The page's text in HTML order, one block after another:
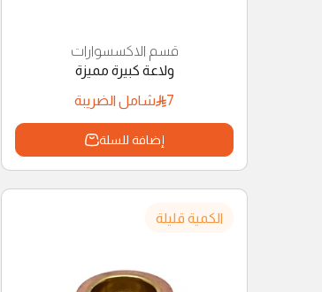
قسم الاكسسوارات
ولاعة كبيرة مميزة
7
شامل الضريبة
إضافة للسلة
الكمية قليلة